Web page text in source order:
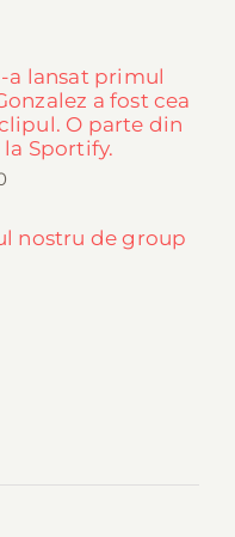
a lansat primul
a fost cea
O parte din
Sportify.
nostru de group